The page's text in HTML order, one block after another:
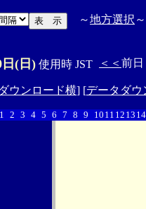
～地方選択 ～
日(日) 使用時 JST ＜＜ 前日
ウンロード横] [データダウ
1 2 3 4 5 6 7 8 9 10 11 12 13 14